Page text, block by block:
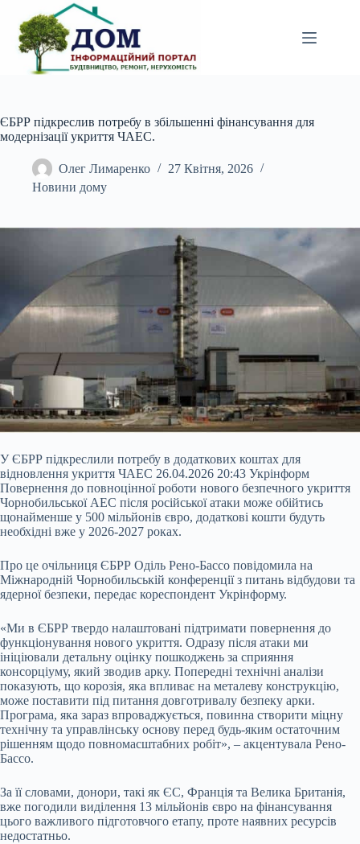
вмісту
ЄБРР підкреслив потребу в збільшенні фінансування для
модернізації укриття ЧАЕС.
Олег Лимаренко
27 Квітня, 2026
Новини дому
У ЄБРР підкреслили потребу в додаткових коштах для
відновлення укриття ЧАЕС 26.04.2026 20:43 Укрінформ
Повернення до повноцінної роботи нового безпечного укриття
Чорнобильської АЕС після російської атаки може обійтись
щонайменше у 500 мільйонів євро, додаткові кошти будуть
необхідні вже у 2026-2027 роках.
Про це очільниця ЄБРР Оділь Рено-Бассо повідомила на
Міжнародній Чорнобильській конференції з питань відбудови та
ядерної безпеки, передає кореспондент Укрінформу.
«Ми в ЄБРР твердо налаштовані підтримати повернення до
функціонування нового укриття. Одразу після атаки ми
ініціювали детальну оцінку пошкоджень за сприяння
консорціуму, який зводив арку. Попередні технічні аналізи
показують, що корозія, яка впливає на металеву конструкцію,
може поставити під питання довготривалу безпеку арки.
Програма, яка зараз впроваджується, повинна створити міцну
технічну та управлінську основу перед будь-яким остаточним
рішенням щодо повномасштабних робіт», – акцентувала Рено-
Бассо.
За її словами, донори, такі як ЄС, Франція та Велика Британія,
вже погодили виділення 13 мільйонів євро на фінансування
цього важливого підготовчого етапу, проте наявних ресурсів
недостатньо.